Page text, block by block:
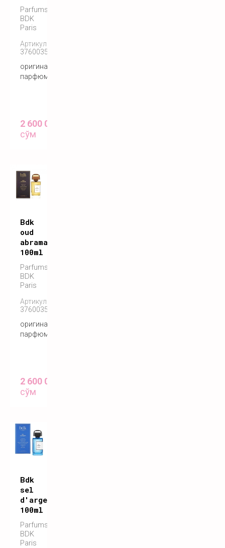
Parfums
BDK
Paris
Артикул:
3760035450788
оригинальный
парфюм
2 600 000
сўм
Bdk
oud
abramad
100ml
Parfums
BDK
Paris
Артикул:
3760035450788
оригинальный
парфюм
2 600 000
сўм
Bdk
sel
d'argent
100ml
Parfums
BDK
Paris